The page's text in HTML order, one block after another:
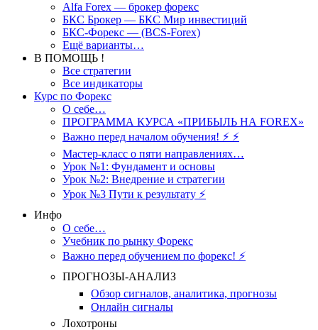
Alfa Forex — брокер форекс
БКС Брокер — БКС Мир инвестиций
БКС-Форекс — (BCS-Forex)
Ещё варианты…
В ПОМОЩЬ !
Все стратегии
Все индикаторы
Курс по Форекс
О себе…
ПРОГРАММА КУРСА «ПРИБЫЛЬ НА FOREX»
Важно перед началом обучения! ⚡ ⚡
Мастер-класс о пяти направлениях…
Урок №1: Фундамент и основы
Урок №2: Внедрение и стратегии
Урок №3 Пути к результату ⚡️
Инфо
О себе…
Учебник по рынку Форекс
Важно перед обучением по форекс! ⚡
ПРОГНОЗЫ-АНАЛИЗ
Обзор сигналов, аналитика, прогнозы
Онлайн сигналы
Лохотроны